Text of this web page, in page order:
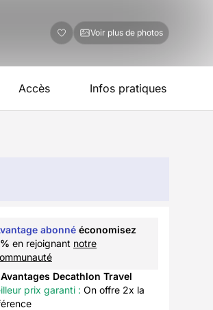
Voir plus de photos
Accès Infos pratiques
abonné économisez
en rejoignant notre
Avantages Decathlon Travel
prix garanti : On offre 2x la